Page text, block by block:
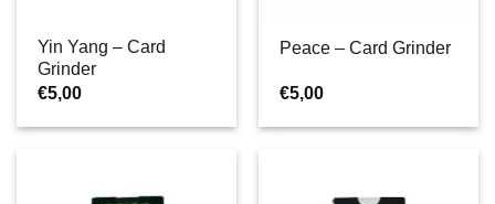
Yin Yang – Card
Grinder
€5,00
Peace – Card Grinder
€5,00